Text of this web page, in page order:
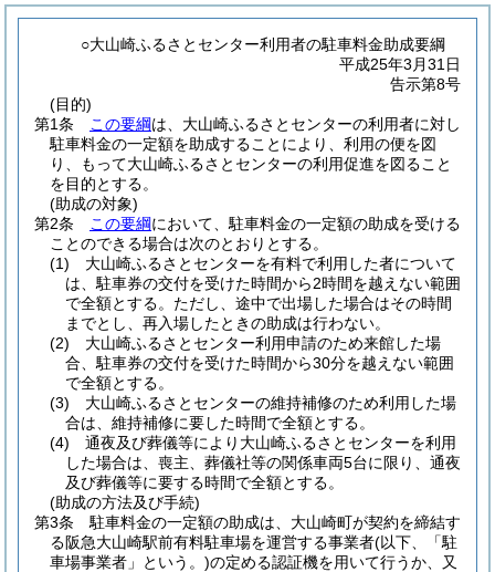
○大山崎ふるさとセンター利用者の駐車料金助成要綱
平成25年3月31日
告示第8号
(目的)
第1条
この要綱は、大山崎ふるさとセンターの利用者に対し
駐車料金の一定額を助成することにより、利用の便を図
り、もって大山崎ふるさとセンターの利用促進を図ること
を目的とする。
(助成の対象)
第2条
この要綱において、駐車料金の一定額の助成を受ける
ことのできる場合は次のとおりとする。
(1)
大山崎ふるさとセンターを有料で利用した者について
は、駐車券の交付を受けた時間から2時間を越えない範囲
で全額とする。 ただし、途中で出場した場合はその時間
までとし、再入場したときの助成は行わない。
(2)
大山崎ふるさとセンター利用申請のため来館した場
合、駐車券の交付を受けた時間から30分を越えない範囲
で全額とする。
(3)
大山崎ふるさとセンターの維持補修のため利用した場
合は、維持補修に要した時間で全額とする。
(4)
通夜及び葬儀等により大山崎ふるさとセンターを利用
した場合は、喪主、葬儀社等の関係車両5台に限り、通夜
及び葬儀等に要する時間で全額とする。
(助成の方法及び手続)
第3条
駐車料金の一定額の助成は、大山崎町が契約を締結す
る阪急大山崎駅前有料駐車場を運営する事業者(以下、「駐
車場事業者」という。)の定める認証機を用いて行うか、又